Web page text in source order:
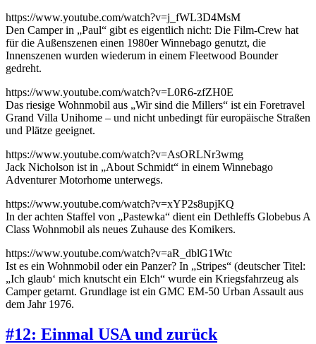
https://www.youtube.com/watch?v=j_fWL3D4MsM
Den Camper in „Paul“ gibt es eigentlich nicht: Die Film-Crew hat
für die Außenszenen einen 1980er Winnebago genutzt, die
Innenszenen wurden wiederum in einem Fleetwood Bounder
gedreht.
https://www.youtube.com/watch?v=L0R6-zfZH0E
Das riesige Wohnmobil aus „Wir sind die Millers“ ist ein Foretravel
Grand Villa Unihome – und nicht unbedingt für europäische Straßen
und Plätze geeignet.
https://www.youtube.com/watch?v=AsORLNr3wmg
Jack Nicholson ist in „About Schmidt“ in einem Winnebago
Adventurer Motorhome unterwegs.
https://www.youtube.com/watch?v=xYP2s8upjKQ
In der achten Staffel von „Pastewka“ dient ein Dethleffs Globebus A
Class Wohnmobil als neues Zuhause des Komikers.
https://www.youtube.com/watch?v=aR_dblG1Wtc
Ist es ein Wohnmobil oder ein Panzer? In „Stripes“ (deutscher Titel:
„Ich glaub‘ mich knutscht ein Elch“ wurde ein Kriegsfahrzeug als
Camper getarnt. Grundlage ist ein GMC EM-50 Urban Assault aus
dem Jahr 1976.
#12: Einmal USA und zurück